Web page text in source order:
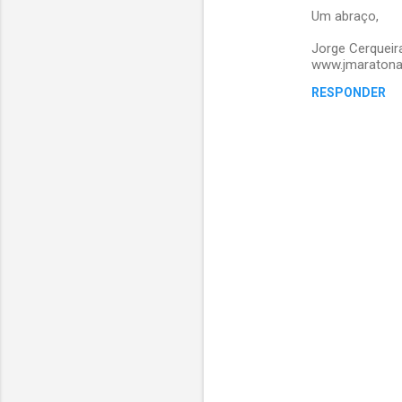
Um abraço,
Jorge
RESPONDER